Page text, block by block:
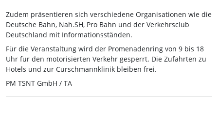
Zudem präsentieren sich verschiedene Organisationen wie die
Deutsche Bahn, Nah.SH, Pro Bahn und der Verkehrsclub
Deutschland mit Informationsständen.
Für die Veranstaltung wird der Promenadenring von 9 bis 18
Uhr für den motorisierten Verkehr gesperrt. Die Zufahrten zu
Hotels und zur Curschmannklinik bleiben frei.
PM TSNT GmbH / TA